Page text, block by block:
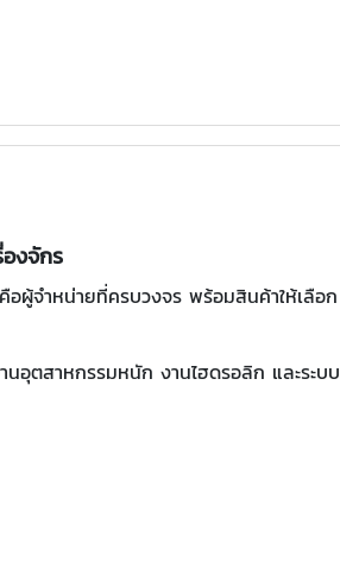
งจักร
ผู้จำหน่ายที่ครบวงจร พร้อมสินค้าให้เลือก
นอุตสาหกรรมหนัก งานไฮดรอลิก และระบบ